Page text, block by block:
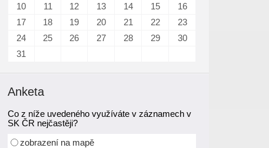
10
11 12 13 14 15
16
17
18 19 20 21 22
23
24
25 26 27 28 29
30
31
Anketa
Co z níže uvedeného využíváte v záznamech v
SK ČR nejčastěji?
zobrazení na mapě